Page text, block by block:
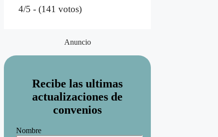
4/5 - (141 votos)
Anuncio
Recibe las ultimas
actualizaciones de
convenios
Nombre